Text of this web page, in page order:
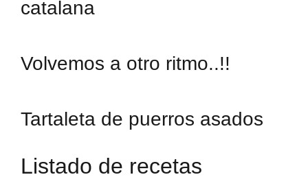
catalana
Volvemos a otro ritmo..!!
Tartaleta de puerros asados
Listado de recetas